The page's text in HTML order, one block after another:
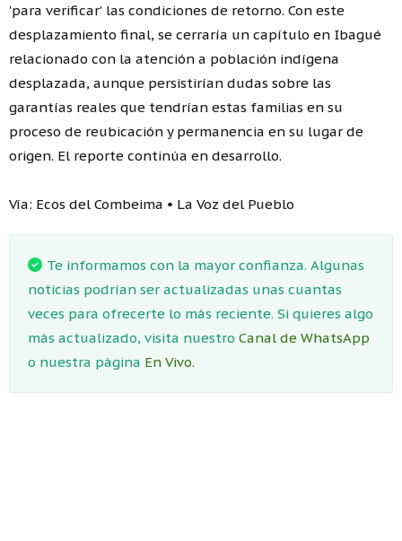
'para verificar' las condiciones de retorno. Con este
desplazamiento final, se cerraría un capítulo en Ibagué
relacionado con la atención a población indígena
desplazada, aunque persistirían dudas sobre las
garantías reales que tendrían estas familias en su
proceso de reubicación y permanencia en su lugar de
origen. El reporte continúa en desarrollo.
Vía: Ecos del Combeima • La Voz del Pueblo
Te informamos con la mayor confianza. Algunas
noticias podrían ser actualizadas unas cuantas
veces para ofrecerte lo más reciente. Si quieres algo
más actualizado, visita nuestro Canal de WhatsApp
o nuestra página En Vivo.